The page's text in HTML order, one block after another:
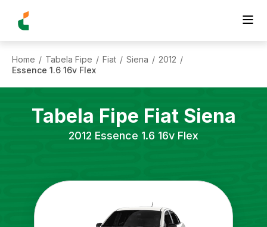
Home / Tabela Fipe / Fiat / Siena / 2012 /
Essence 1.6 16v Flex
Tabela Fipe Fiat Siena
2012 Essence 1.6 16v Flex